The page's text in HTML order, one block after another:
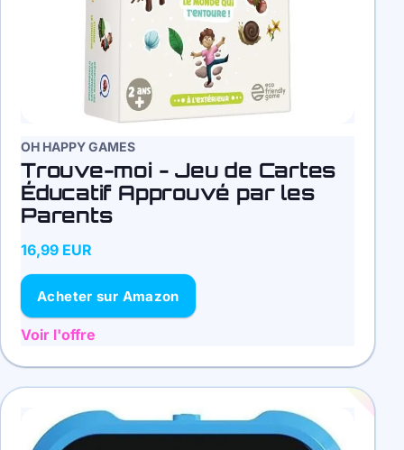
OH HAPPY GAMES
Trouve-moi - Jeu de Cartes
Éducatif Approuvé par les
Parents
16,99 EUR
Acheter sur Amazon
Voir l'offre